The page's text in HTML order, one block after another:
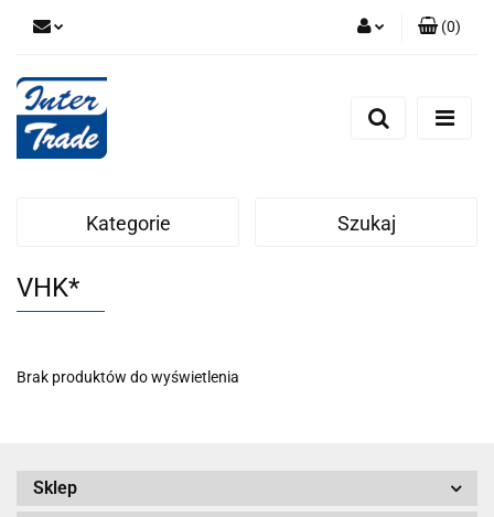
Zarejestruj się
(0)
Kategorie Szukaj
VHK*
Brak produktów do wyświetlenia
Sklep